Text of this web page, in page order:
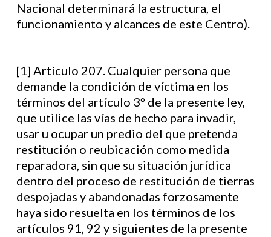
Nacional determinará la estructura, el
funcionamiento y alcances de este Centro).
[1] Artículo 207. Cualquier persona que
demande la condición de víctima en los
términos del artículo 3º de la presente ley,
que utilice las vías de hecho para invadir,
usar u ocupar un predio del que pretenda
restitución o reubicación como medida
reparadora, sin que su situación jurídica
dentro del proceso de restitución de tierras
despojadas y abandonadas forzosamente
haya sido resuelta en los términos de los
artículos 91, 92 y siguientes de la presente